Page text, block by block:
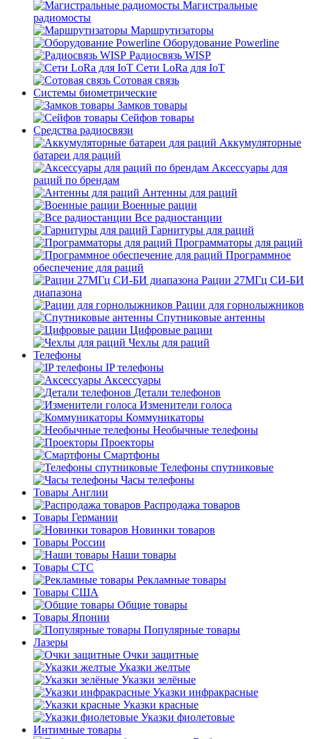
Магистральные
радиомосты
Маршрутизаторы
Оборудование Powerline
Радиосвязь WISP
Сети LoRa для IoT
Сотовая связь
Системы биометрические
Замков товары
Сейфов товары
Средства радиосвязи
Аккумуляторные
батареи для раций
Аксессуары для
раций по брендам
Антенны для раций
Военные рации
Все радиостанции
Гарнитуры для раций
Программаторы для раций
Программное
обеспечение для раций
Рации 27МГц СИ-БИ
диапазона
Рации для горнолыжников
Спутниковые антенны
Цифровые рации
Чехлы для раций
Телефоны
IP телефоны
Аксессуары
Детали телефонов
Изменители голоса
Коммуникаторы
Необычные телефоны
Проекторы
Смартфоны
Телефоны спутниковые
Часы телефоны
Товары Англии
Распродажа товаров
Товары Германии
Новинки товаров
Товары России
Наши товары
Товары СТС
Рекламные товары
Товары США
Общие товары
Товары Японии
Популярные товары
Лазеры
Очки защитные
Указки желтые
Указки зелёные
Указки инфракрасные
Указки красные
Указки фиолетовые
Интимные товары